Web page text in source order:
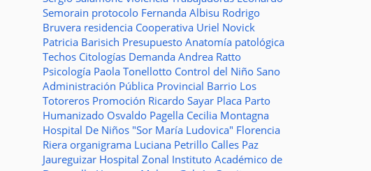
Semorain protocolo Fernanda Albisu Rodrigo
Bruvera residencia Cooperativa Uriel Novick
Patricia Barisich Presupuesto Anatomía patológica
Techos Citologías Demanda Andrea Ratto
Psicología Paola Tonellotto Control del Niño Sano
Administración Pública Provincial Barrio Los
Totoreros Promoción Ricardo Sayar Placa Parto
Humanizado Osvaldo Pagella Cecilia Montagna
Hospital De Niños "Sor María Ludovica" Florencia
Riera organigrama Luciana Petrillo Calles Paz
Jaureguizar Hospital Zonal Instituto Académico de